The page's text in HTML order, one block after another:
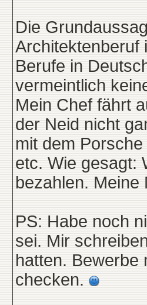
Die
Architektenberuf
Berufe in
vermeintlich
Mein Chef fährt
der Neid nicht
mit dem
etc. Wie gesagt:
bezahlen. Meine
PS: Habe noch
sei. Mir
hatten. Bewerbe
checken.